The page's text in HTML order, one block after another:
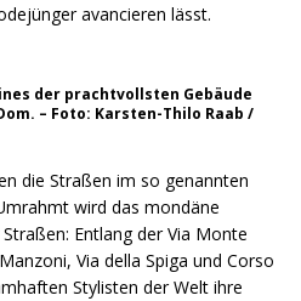
avancieren lässt.
der prachtvollsten Gebäude
– Foto: Karsten-Thilo Raab /
die Straßen im so genannten
wird das mondäne
Entlang der Via Monte
Via della Spiga und Corso
Stylisten der Welt ihre